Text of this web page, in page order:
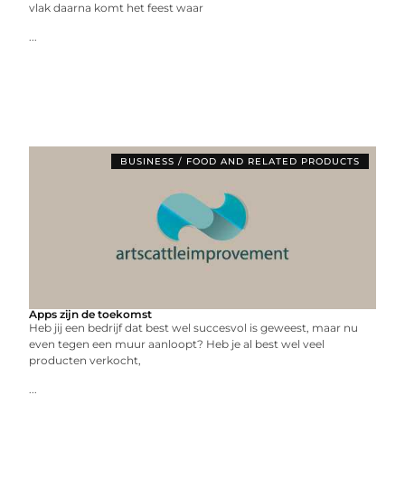
vlak daarna komt het feest waar
...
BUSINESS / FOOD AND RELATED PRODUCTS
Apps zijn de toekomst
Heb jij een bedrijf dat best wel succesvol is geweest, maar nu
even tegen een muur aanloopt? Heb je al best wel veel
producten verkocht,
...